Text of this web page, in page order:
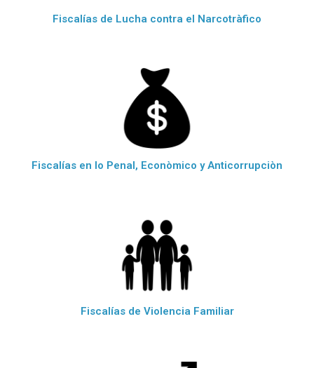
Fiscalías de Lucha contra el Narcotràfico
Fiscalías en lo Penal, Econòmico y Anticorrupciòn
Fiscalías de Violencia Familiar